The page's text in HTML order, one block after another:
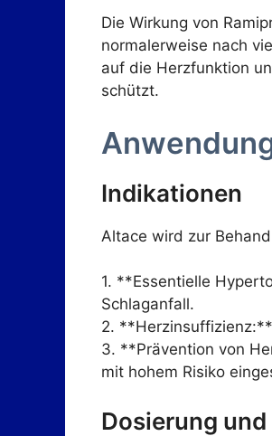
Die Wirkung von
normalerweise nach
auf die Herzfunktion
schützt.
Indikationen
Altace wird zur
1. **Essentielle
Schlaganfall.
2.
3. **Prävention von
mit hohem Risiko
Dosierung